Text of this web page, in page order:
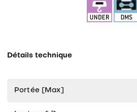
Détails technique
Portée [Max]